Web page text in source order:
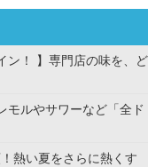
ン！ 】専門店の味を、ど
モルやサワーなど「全ド
熱い夏をさらに熱くす